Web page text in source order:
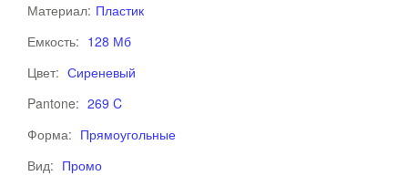
Материал: Пластик
Емкость: 128 Мб
Цвет: Сиреневый
Pantone: 269 C
Форма: Прямоугольные
Вид: Промо